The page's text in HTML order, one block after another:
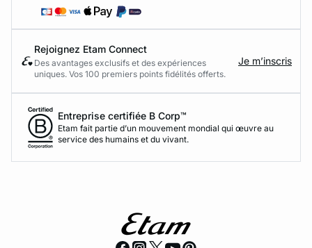
Rejoignez Etam Connect
Des avantages exclusifs et des expériences
uniques. Vos 100 premiers points fidélités offerts.
Je m’inscris
Entreprise certifiée B Corp™
Etam fait partie d’un mouvement mondial qui œuvre au
service des humains et du vivant.